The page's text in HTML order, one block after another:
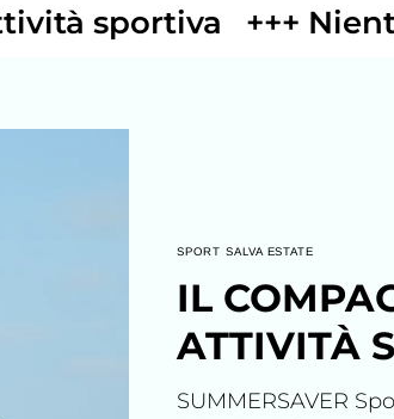
+++ Niente
SPORT SALVA ESTATE
IL
ATTIVITÀ
SUMMERSAVER